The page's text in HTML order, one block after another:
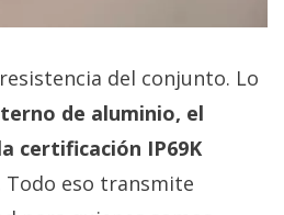
del conjunto. Lo
de aluminio, el
certificación IP69K
Todo eso transmite